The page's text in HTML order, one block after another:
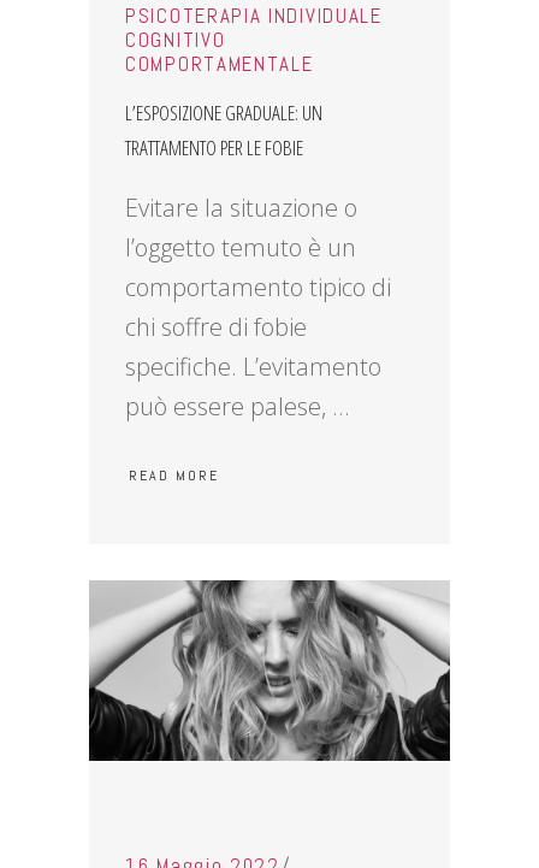
PSICOTERAPIA INDIVIDUALE
COGNITIVO
COMPORTAMENTALE
L’ESPOSIZIONE GRADUALE: UN
TRATTAMENTO PER LE FOBIE
Evitare la situazione o
l’oggetto temuto è un
comportamento tipico di
chi soffre di fobie
specifiche. L’evitamento
può essere palese,
READ MORE